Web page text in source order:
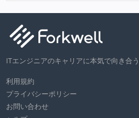
ITエンジニアのキャリアに本気で向き合
利用規約
プライバシーポリシー
お問い合わせ